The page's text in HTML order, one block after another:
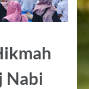
Nabi